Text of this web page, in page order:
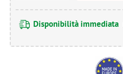
Disponibilità immediata